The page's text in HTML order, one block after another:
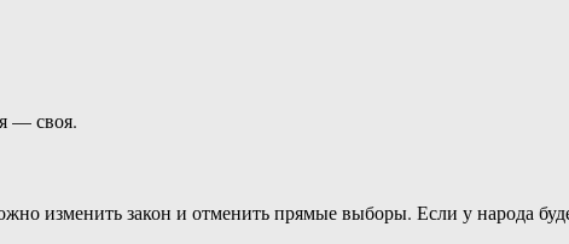
— своя.
изменить закон и отменить прямые выборы. Если у народа